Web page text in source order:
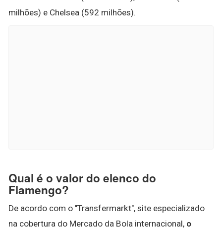
milhões) e Chelsea (592 milhões).
Qual é o valor do elenco do
Flamengo?
De acordo com o "Transfermarkt", site especializado
na cobertura do Mercado da Bola internacional, o